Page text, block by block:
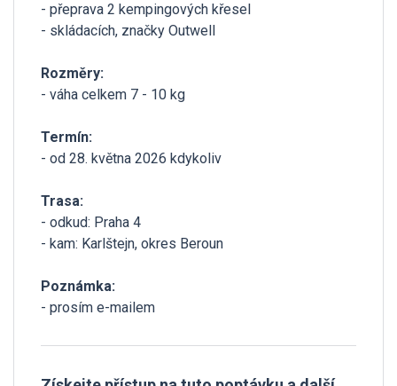
- přeprava 2 kempingových křesel
- skládacích, značky Outwell
Rozměry:
- váha celkem 7 - 10 kg
Termín:
- od 28. května 2026 kdykoliv
Trasa:
- odkud: Praha 4
- kam: Karlštejn, okres Beroun
Poznámka:
- prosím e-mailem